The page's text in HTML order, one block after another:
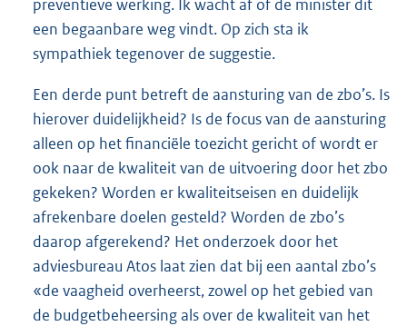
preventieve werking. Ik wacht af of de minister dit
een begaanbare weg vindt. Op zich sta ik
sympathiek tegenover de suggestie.
Een derde punt betreft de aansturing van de zbo’s. Is
hierover duidelijkheid? Is de focus van de aansturing
alleen op het financiële toezicht gericht of wordt er
ook naar de kwaliteit van de uitvoering door het zbo
gekeken? Worden er kwaliteitseisen en duidelijk
afrekenbare doelen gesteld? Worden de zbo’s
daarop afgerekend? Het onderzoek door het
adviesbureau Atos laat zien dat bij een aantal zbo’s
«de vaagheid overheerst, zowel op het gebied van
de budgetbeheersing als over de kwaliteit van het